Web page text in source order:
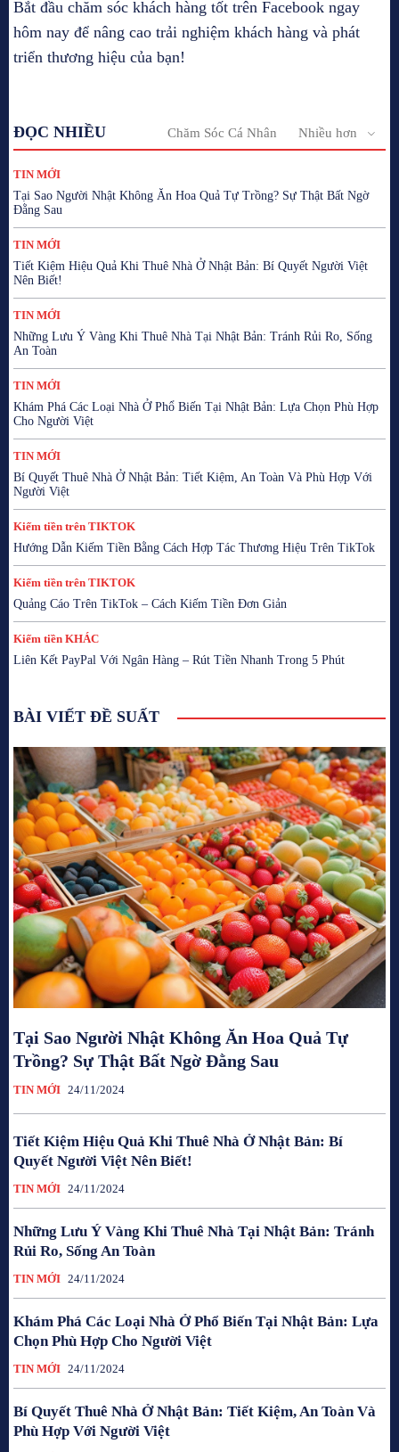
Bắt đầu chăm sóc khách hàng tốt trên Facebook ngay
hôm nay để nâng cao trải nghiệm khách hàng và phát
triển thương hiệu của bạn!
ĐỌC NHIỀU Chăm Sóc Cá Nhân Nhiều hơn
TIN MỚI
Tại Sao Người Nhật Không Ăn Hoa Quả Tự Trồng? Sự Thật Bất Ngờ
Đằng Sau
TIN MỚI
Tiết Kiệm Hiệu Quả Khi Thuê Nhà Ở Nhật Bản: Bí Quyết Người Việt
Nên Biết!
TIN MỚI
Những Lưu Ý Vàng Khi Thuê Nhà Tại Nhật Bản: Tránh Rủi Ro, Sống
An Toàn
TIN MỚI
Khám Phá Các Loại Nhà Ở Phổ Biến Tại Nhật Bản: Lựa Chọn Phù Hợp
Cho Người Việt
TIN MỚI
Bí Quyết Thuê Nhà Ở Nhật Bản: Tiết Kiệm, An Toàn Và Phù Hợp Với
Người Việt
Kiếm tiền trên TIKTOK
Hướng Dẫn Kiếm Tiền Bằng Cách Hợp Tác Thương Hiệu Trên TikTok
Kiếm tiền trên TIKTOK
Quảng Cáo Trên TikTok – Cách Kiếm Tiền Đơn Giản
Kiếm tiền KHÁC
Liên Kết PayPal Với Ngân Hàng – Rút Tiền Nhanh Trong 5 Phút
BÀI VIẾT ĐỀ SUẤT
Tại Sao Người Nhật Không Ăn Hoa Quả Tự
Trồng? Sự Thật Bất Ngờ Đằng Sau
TIN MỚI 24/11/2024
Tiết Kiệm Hiệu Quả Khi Thuê Nhà Ở Nhật Bản: Bí
Quyết Người Việt Nên Biết!
TIN MỚI 24/11/2024
Những Lưu Ý Vàng Khi Thuê Nhà Tại Nhật Bản: Tránh
Rủi Ro, Sống An Toàn
TIN MỚI 24/11/2024
Khám Phá Các Loại Nhà Ở Phổ Biến Tại Nhật Bản: Lựa
Chọn Phù Hợp Cho Người Việt
TIN MỚI 24/11/2024
Bí Quyết Thuê Nhà Ở Nhật Bản: Tiết Kiệm, An Toàn Và
Phù Hợp Với Người Việt